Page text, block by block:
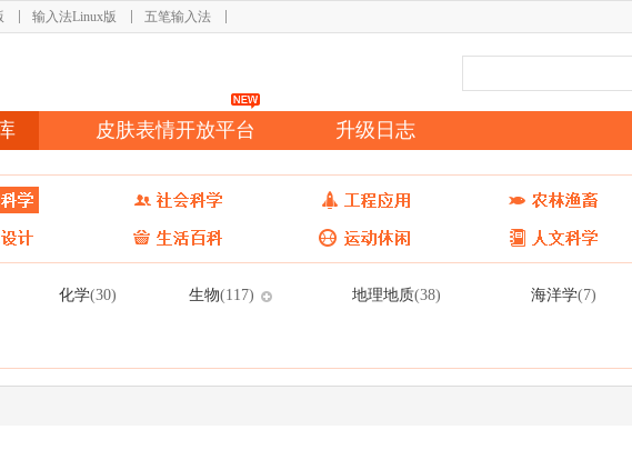
输入法Linux版 五笔输入法
皮肤表情开放平台 升级日志
化学(30) 生物(117) 地理地质(38) 海洋学(7)